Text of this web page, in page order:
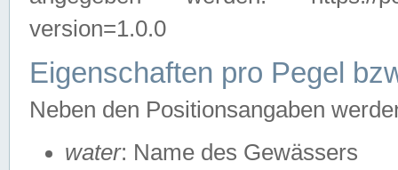
version=1.0.0
Eigenschaften pro Pegel
Neben den Positionsangaben
water: Name des Gewässers